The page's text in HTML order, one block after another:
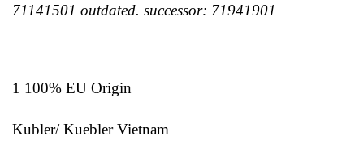
71141501 outdated. successor: 71941901
1 100% EU Origin
Kubler/ Kuebler Vietnam